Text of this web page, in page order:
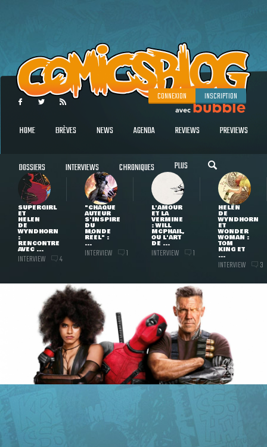
CONNEXION INSCRIPTION
HOME BRÈVES NEWS AGENDA REVIEWS PREVIEWS
DOSSIERS INTERVIEWS CHRONIQUES PLUS
SUPERGIRL
ET
HELEN
DE
WYNDHORN
:
RENCONTRE
AVEC ...
INTERVIEW 4
"CHAQUE
AUTEUR
S'INSPIRE
DU
MONDE
RÉEL" :
...
INTERVIEW 1
L'AMOUR
ET LA
VERMINE
: WILL
MCPHAIL,
OU L'ART
DE ...
INTERVIEW 1
HELEN
DE
WYNDHORN
ET
WONDER
WOMAN :
TOM
KING ET
...
INTERVIEW 3